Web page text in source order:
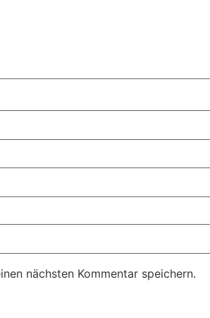
nächsten Kommentar speichern.